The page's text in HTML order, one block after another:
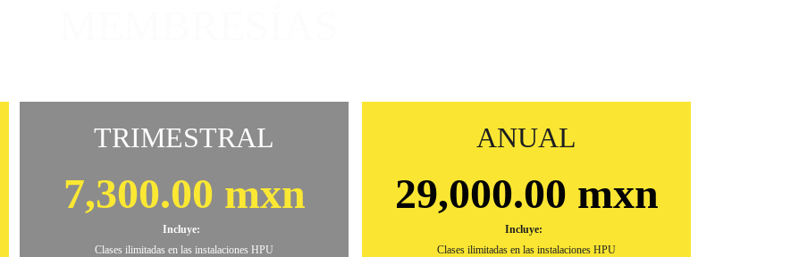
TRIMESTRAL
7,300.00 mxn
Incluye:
Clases ilimitadas en las instalaciones HPU
ANUAL
29,000.00 mxn
Incluye:
Clases ilimitadas en las instalaciones HPU